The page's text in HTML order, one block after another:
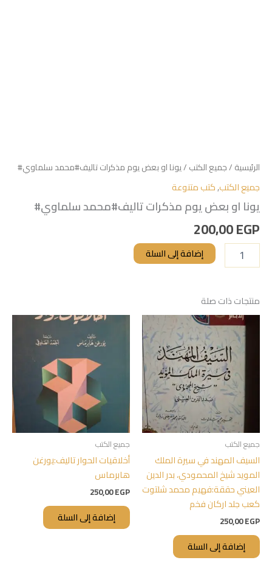
الرئيسية /جميع الكتب / يونا او بعض يوم مذكرات تاليف#محمد سلماوي#
جميع الكتب,كتب متنوعة
يونا او بعض يوم مذكرات تاليف#محمد سلماوي#
200,00EGP
إضافة إلى السلة
منتجات ذات صلة
جميع الكتب
السيف المهند في سيرة الملك
المويد شيخ المحمودي، بدر الدين
العيني حققة:فهيم محمد شلتوت
كعب جلد اركان فخم
250,00EGP
إضافة إلى السلة
جميع الكتب
أخلاقيات الحوار تاليف:يورغن
هابرماس
250,00EGP
إضافة إلى السلة